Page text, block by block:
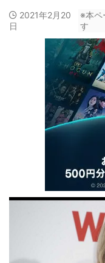
2021年2月20
日
※本ペ
す